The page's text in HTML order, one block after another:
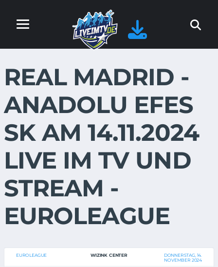
REAL MADRID -
ANADOLU EFES
SK AM 14.11.2024
LIVE IM TV UND
STREAM -
EUROLEAGUE
EUROLEAGUE WIZINK CENTER
DONNERSTAG, 14.
NOVEMBER 2024